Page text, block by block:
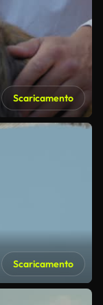
Scaricamento
Scaricamento